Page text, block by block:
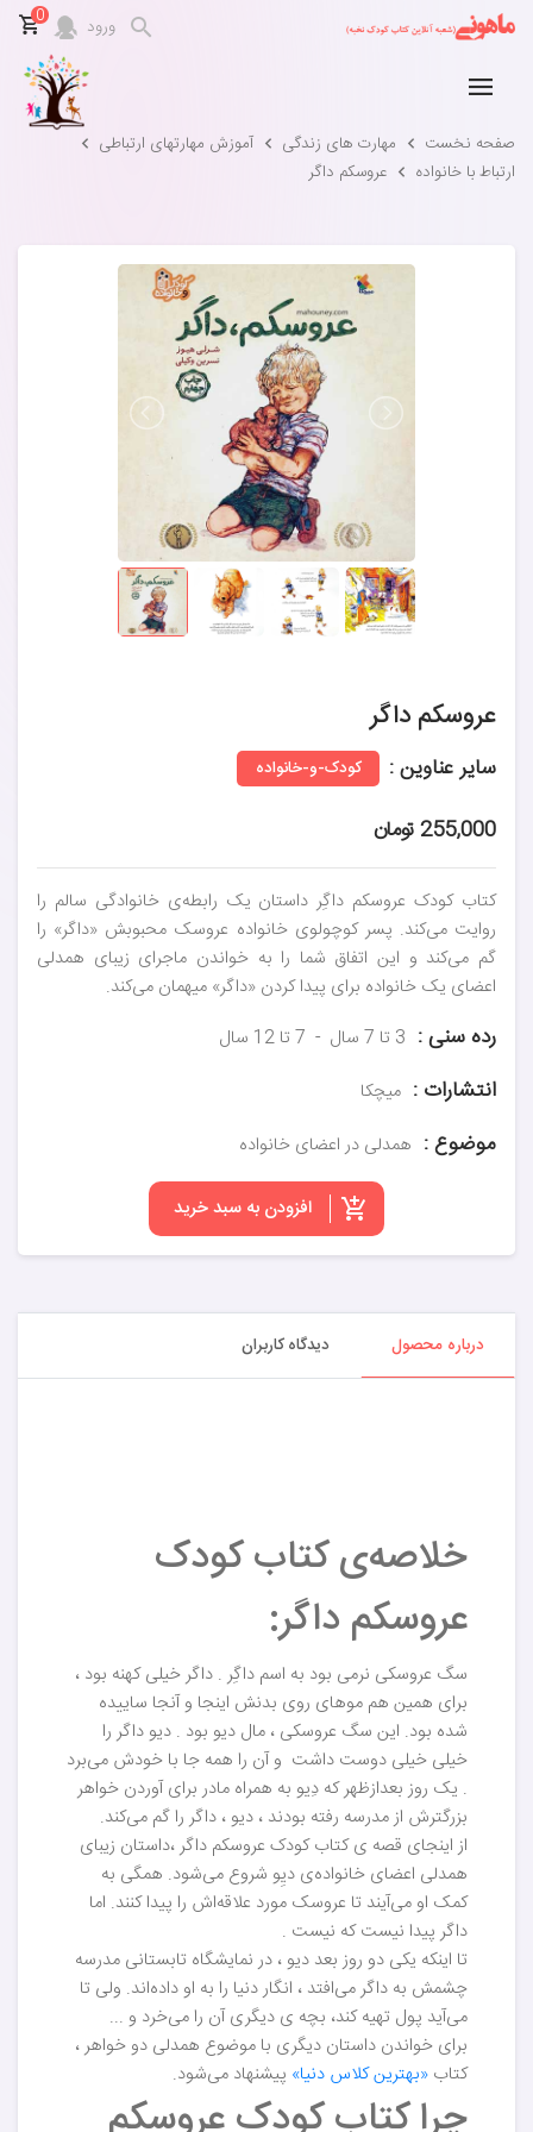
ورود 0
صفحه نخست مهارت های زندگی
آموزش مهارتهای ارتباطی
ارتباط با خانواده
عروسکم داگر
عروسکم داگر
سایر عناوین : کودک-و-خانواده
255,000 تومان
کتاب کودک عروسکم داگِر داستان یک رابطه‌ی خانوادگی سالم را
روایت می‌کند. پسر کوچولوی خانواده عروسک محبوبش «داگر» را
گم می‌کند و این اتفاق شما را به خواندن ماجرای زیبای همدلی
اعضای یک خانواده برای پیدا کردن «داگر» میهمان می‌کند.
رده سنی : 3 تا 7 سال 7 تا 12 سال
انتشارات : میچکا
موضوع : همدلی در اعضای خانواده
افزودن به سبد خرید
درباره محصول دیدگاه کاربران
خلاصه‌ی کتاب کودک
عروسکم داگر:
سگ عروسکی نرمی بود به اسم داگِر . داگر خیلی کهنه بود ،
برای همین هم موهای روی بدنش اینجا و آنجا ساییده
شده بود. این سگ عروسکی ، مال دیو بود . دیو داگر را
خیلی خیلی دوست داشت و آن را همه جا با خودش می‌برد
. یک روز بعدازظهر که دِیو به همراه مادر برای آوردن خواهر
بزرگترش از مدرسه رفته بودند ، دیو ، داگر را گم می‌کند.
از اینجای قصه ی کتاب کودک عروسکم داگر ،داستان زیبای
همدلی اعضای خانواده‌ی دیِو شروع می‌شود. همگی به
کمک او می‌آیند تا عروسک مورد علاقه‌اش را پیدا کنند. اما
داگر پیدا نیست که نیست .
تا اینکه یکی دو روز بعد دیو ، در نمایشگاه تابستانی مدرسه
چشمش به داگر می‌افتد ، انگار دنیا را به او داده‌اند. ولی تا
می‌آید پول تهیه کند، بچه ی دیگری آن را می‌خرد و ...
برای خواندن داستان دیگری با موضوع همدلی دو خواهر ،
کتاب «بهترین کلاس دنیا» پیشنهاد می‌شود.